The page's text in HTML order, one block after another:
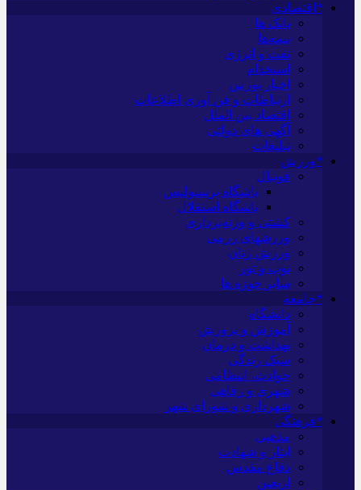
*اقتصادی
بانک ها
بیمه‌ها
نفت و انرژی
استخدام
اخبار بورس
ارتباطات و فن آوری اطلاعات
اقتصاد بین الملل
آگهی های دولتی
تبلیغات
*ورزش
فوتبال
باشگاه پرسپولیس
باشگاه استقلال
کشتی و وزنه‌برداری
ورزشهای رزمی
ورزش زنان
توپ و تور
سایر حوزه ها
*جامعه
دانشگاه
آموزش و پرورش
بهداشت و درمان
سبک زندگی
حوادث، انتظامی
شهری و رفاهی
شهرداری و شورای شهر
*فرهنگی
مذهبی
ایثار و شهادت
دفاع مقدس
اربعین